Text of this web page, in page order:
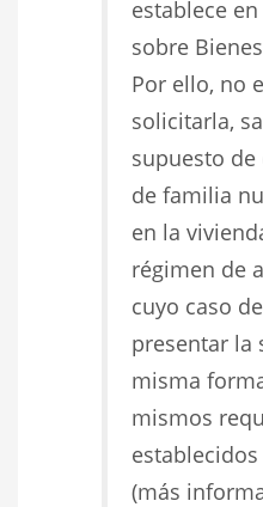
establece
sobre
Por ello, no
solicitarla,
supuesto
de familia
en la
régimen de
cuyo caso
presentar la
misma
mismos
(más